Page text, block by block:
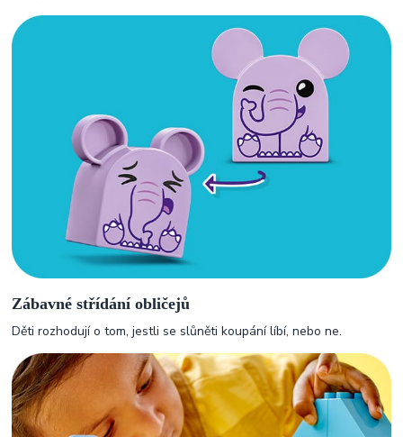
Zábavné střídání obličejů
Děti rozhodují o tom, jestli se slůněti koupání líbí, nebo ne.